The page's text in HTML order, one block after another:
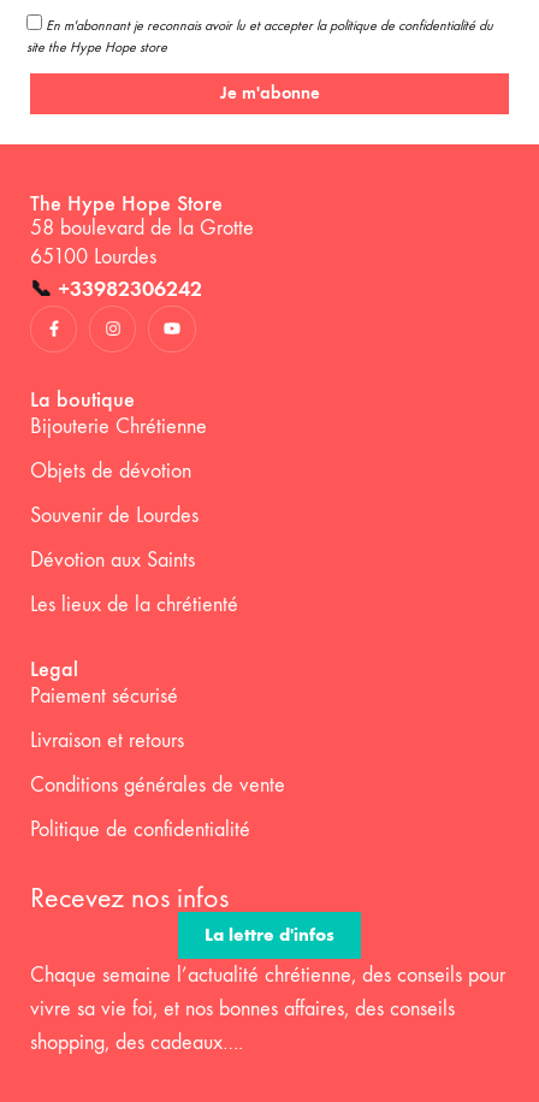
En m'abonnant je reconnais avoir lu et accepter la politique de confidentialité du
site the Hype Hope store
Je m'abonne
The Hype Hope Store
58 boulevard de la Grotte
65100 Lourdes
📞 +33982306242
La boutique
Bijouterie Chrétienne
Objets de dévotion
Souvenir de Lourdes
Dévotion aux Saints
Les lieux de la chrétienté
Legal
Paiement sécurisé
Livraison et retours
Conditions générales de vente
Politique de confidentialité
Recevez nos infos
La lettre d'infos
Chaque semaine l’actualité chrétienne, des conseils pour
vivre sa vie foi, et nos bonnes affaires, des conseils
shopping, des cadeaux….